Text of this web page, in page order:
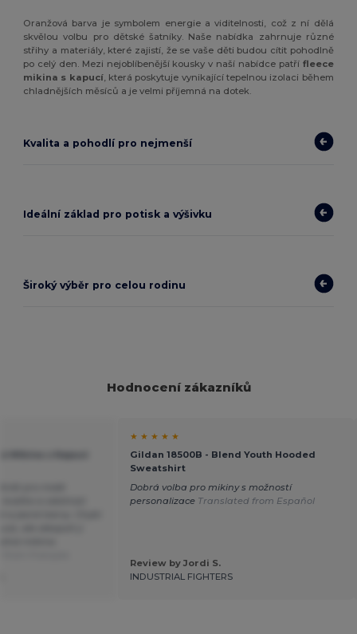
Oranžová barva je symbolem energie a viditelnosti, což z ní dělá
skvělou volbu pro dětské šatníky. Naše nabídka zahrnuje různé
střihy a materiály, které zajistí, že se vaše děti budou cítit pohodlně
po celý den. Mezi nejoblíbenější kousky v naší nabídce patří fleece
mikina s kapucí, která poskytuje vynikající tepelnou izolaci během
chladnějších měsíců a je velmi příjemná na dotek.
Kvalita a pohodlí pro nejmenší
Ideální základ pro potisk a výšivku
Široký výběr pro celou rodinu
Hodnocení zákazníků
★ ★ ★ ★ ★
Gildan 18500B - Blend Youth Hooded
Sweatshirt
Dobrá volba pro mikiny s možností
personalizace Translated from Español
Review by Jordi S.
INDUSTRIAL FIGHTERS